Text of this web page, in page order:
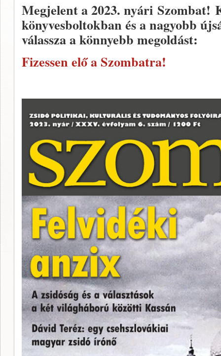
Megjelent a 2023. nyári Szombat!
könyvesboltokban és a nagyobb
válassza a könnyebb megoldást:
Fizessen elő a Szombatra!